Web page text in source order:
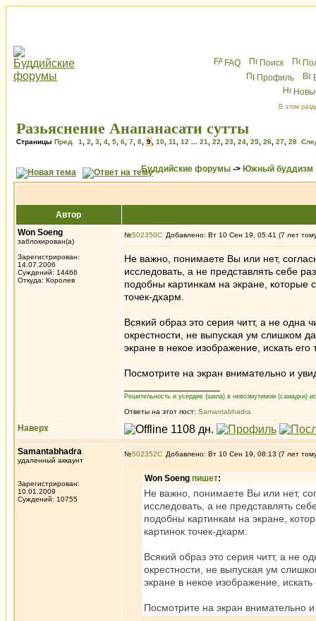
FAQ Поиск
Профиль
В этом
Разьяснение Анапанасати сутты
Страницы Пред. 1 2 3 4 5 6 7 8 9 10 11 12 21 22 23 24 25 26 27 28
Буддийские форумы -> Южный буддизм
Автор
Won Soeng
заблокирован(а)
Зарегистрирован:
14.07.2006
Суждений: 14466
Откуда: Королев
№502350 Добавлено: Вт 10 Сен 19, 05:41 (7 лет
Не важно, понимаете Вы или нет,
исследовать, а не представлять себе
подобны картинкам на экране,
точек-дхарм.
Всякий образ это серия читт, а не одна
окрестности, не выпуская ум слишком
экране в некое изображение, искать его
Посмотрите на экран внимательно и
Решительность и усердие (шила) в невозмутимом (самадхи)
Ответы на этот пост: Samantabhadra
Наверх
Samantabhadra
удаленный аккаунт
Зарегистрирован:
10.01.2009
Суждений: 10755
№502352 Добавлено: Вт 10 Сен 19, 08:13 (7 лет
Won Soeng пишет:
Не важно, понимаете Вы или нет,
исследовать, а не представлять
подобны картинкам на экране,
картинок точек-дхарм.
Всякий образ это серия читт, а не
окрестности, не выпуская ум
экране в некое изображение, искать
Посмотрите на экран внимательно